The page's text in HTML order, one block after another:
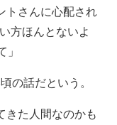
トさんに心配され
方ほんとないよ
の話だという。
きた人間なのかも